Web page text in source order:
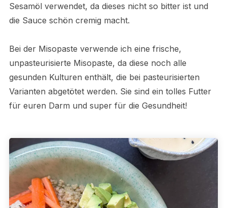
Sesamöl verwendet, da dieses nicht so bitter ist und
die Sauce schön cremig macht.
Bei der Misopaste verwende ich eine frische,
unpasteurisierte Misopaste, da diese noch alle
gesunden Kulturen enthält, die bei pasteurisierten
Varianten abgetötet werden. Sie sind ein tolles Futter
für euren Darm und super für die Gesundheit!